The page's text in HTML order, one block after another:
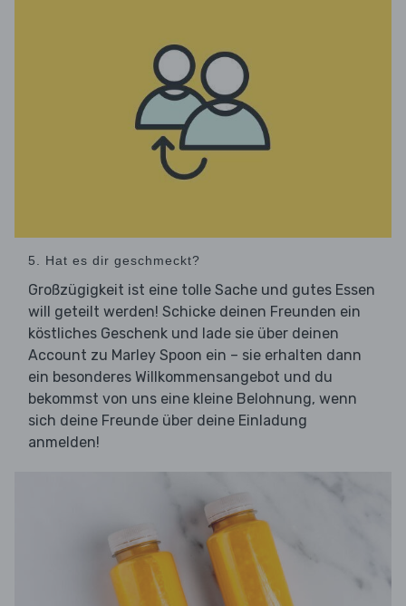
5. Hat es dir geschmeckt?
Großzügigkeit ist eine tolle Sache und gutes Essen
will geteilt werden! Schicke deinen Freunden ein
köstliches Geschenk und lade sie über deinen
Account zu Marley Spoon ein – sie erhalten dann
ein besonderes Willkommensangebot und du
bekommst von uns eine kleine Belohnung, wenn
sich deine Freunde über deine Einladung
anmelden!